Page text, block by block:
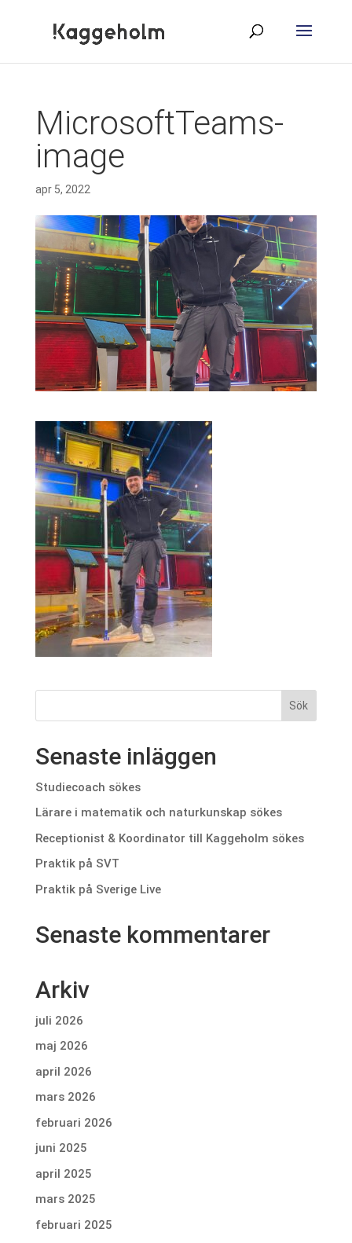
MicrosoftTeams-
image
apr 5, 2022
Senaste inläggen
Studiecoach sökes
Lärare i matematik och naturkunskap sökes
Receptionist & Koordinator till Kaggeholm sökes
Praktik på SVT
Praktik på Sverige Live
Senaste kommentarer
Arkiv
juli 2026
maj 2026
april 2026
mars 2026
februari 2026
juni 2025
april 2025
mars 2025
februari 2025